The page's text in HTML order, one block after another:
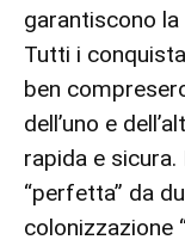
garantiscono la
Tutti i
ben
dell’uno e
rapida e sicura.
“perfetta” da
colonizzazione